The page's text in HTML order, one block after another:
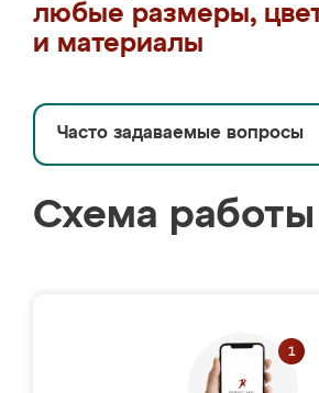
любые размеры,
и материалы
Часто задаваемые вопросы
Схема работы